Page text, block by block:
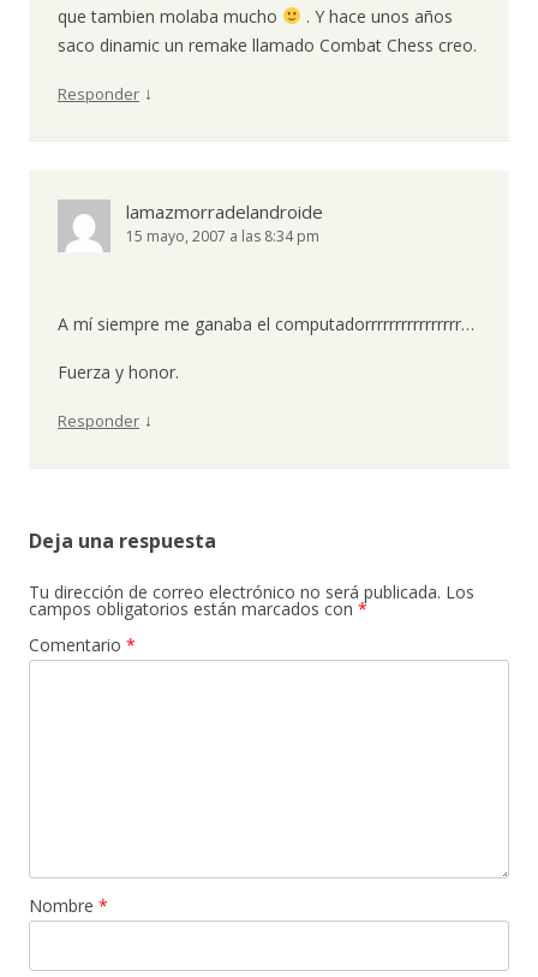
que tambien molaba mucho
. Y hace unos años
saco dinamic un remake llamado Combat Chess creo.
Responder ↓
lamazmorradelandroide
15 mayo, 2007 a las 8:34 pm
A mí siempre me ganaba el computadorrrrrrrrrrrrrrrr…
Fuerza y honor.
Responder ↓
Deja una respuesta
Tu dirección de correo electrónico no será publicada. Los
campos obligatorios están marcados con *
Comentario *
Nombre *